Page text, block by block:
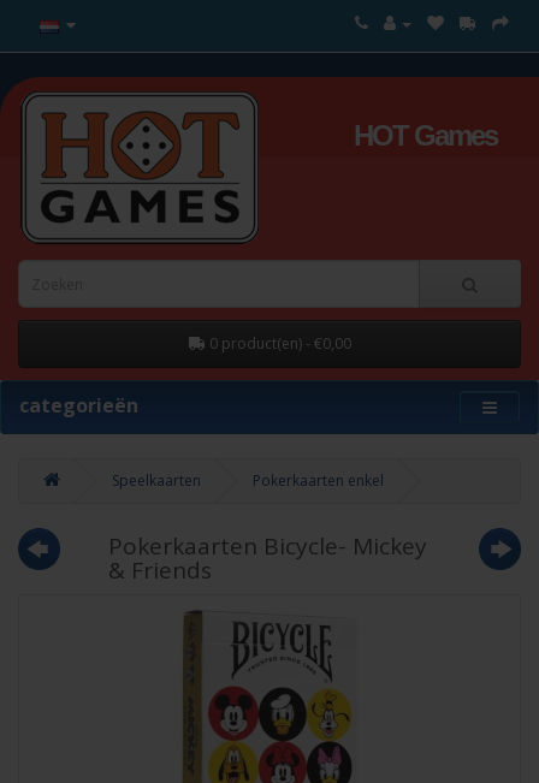
HOT Games
0 product(en) - €0,00
categorieën
Speelkaarten Pokerkaarten enkel
Pokerkaarten Bicycle- Mickey
& Friends